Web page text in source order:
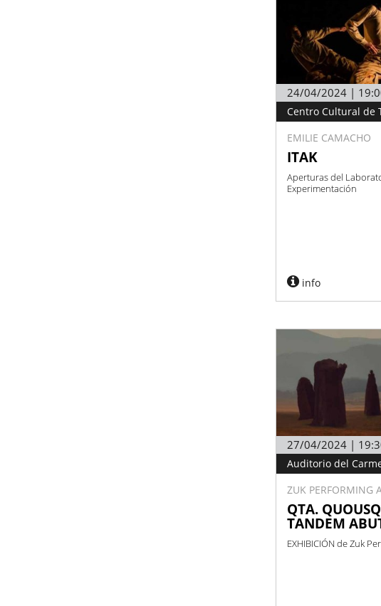
24/04/2024 |
Centro Cultural de
EMILIE CAMACHO
ITAK
Aperturas del
Experimentación
info
27/04/2024 |
Auditorio del
ZUK PERFORMING
QTA.
TANDEM
EXHIBICIÓN de Zuk